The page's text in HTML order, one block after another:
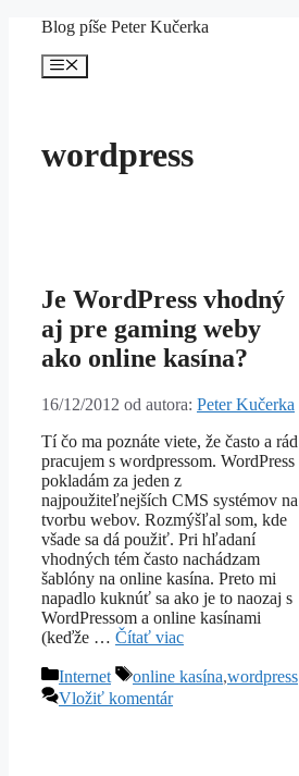
Preskočiť
Blog píše Peter Kučerka
Menu
wordpress
Je WordPress vhodný
aj pre gaming weby
ako online kasína?
16/12/2012 od autora: Peter Kučerka
Tí čo ma poznáte viete, že často a rád
pracujem s wordpressom. WordPress
pokladám za jeden z
najpoužiteľnejších CMS systémov na
tvorbu webov. Rozmýšľal som, kde
všade sa dá použiť. Pri hľadaní
vhodných tém často nachádzam
šablóny na online kasína. Preto mi
napadlo kuknúť sa ako je to naozaj s
WordPressom a online kasínami
(keďže … Čítať viac
Kategórie
Internet Značky
online kasína,wordpress
Vložiť komentár